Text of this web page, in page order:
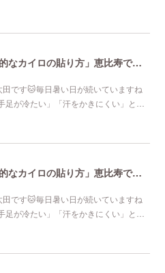
「代謝アップならここ！効果的なカイロの貼り方」恵比寿で口コミNo 1美容鍼灸ならmeilong
です🐱毎日暑い日が続いていますね
が冷たい」「汗をかきにくい」と…
「代謝アップならここ！効果的なカイロの貼り方」恵比寿で口コミNo 1美容鍼灸ならmeilong
です🐱毎日暑い日が続いていますね
が冷たい」「汗をかきにくい」と…